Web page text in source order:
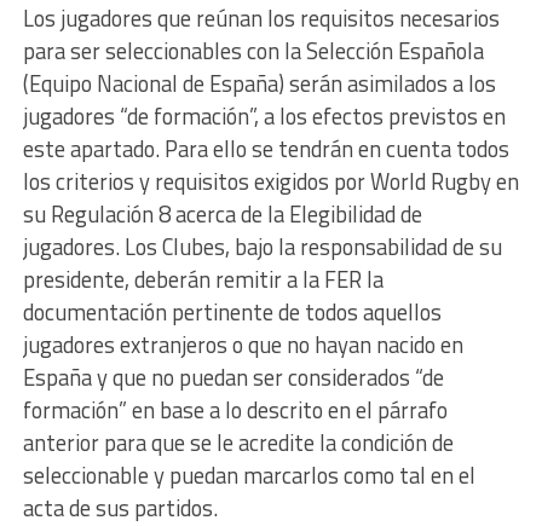
Los jugadores que reúnan los requisitos necesarios
para ser seleccionables con la Selección Española
(Equipo Nacional de España) serán asimilados a los
jugadores “de formación”, a los efectos previstos en
este apartado. Para ello se tendrán en cuenta todos
los criterios y requisitos exigidos por World Rugby en
su Regulación 8 acerca de la Elegibilidad de
jugadores. Los Clubes, bajo la responsabilidad de su
presidente, deberán remitir a la FER la
documentación pertinente de todos aquellos
jugadores extranjeros o que no hayan nacido en
España y que no puedan ser considerados “de
formación” en base a lo descrito en el párrafo
anterior para que se le acredite la condición de
seleccionable y puedan marcarlos como tal en el
acta de sus partidos.